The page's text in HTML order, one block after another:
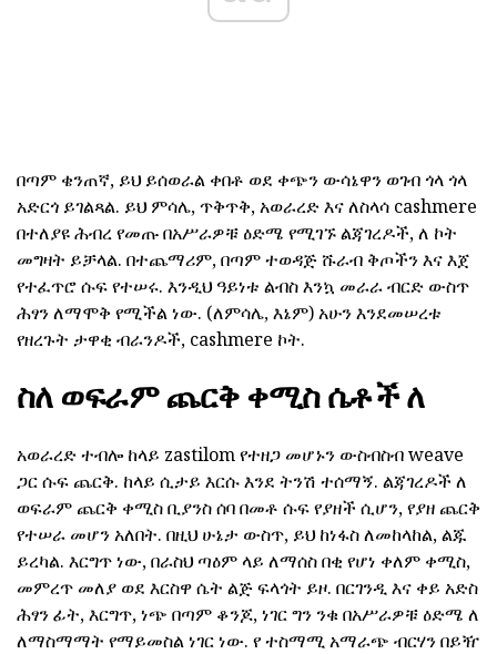
በጣም ቄንጠኛ, ይህ ይሰወራል ቀበቶ ወደ ቀጭን ውሳኔዋን ወገብ ጎላ ጎላ
አድርጎ ይገልጻል. ይህ ምሳሌ, ጥቅጥቅ, አወራረድ እና ለስላሳ cashmere
በተለያዩ ሕብረ የመጡ በአሥራዎቹ ዕድሜ የሚገኙ ልጃገረዶች, ለ ኮት
መግዛት ይቻላል. በተጨማሪም, በጣም ተወዳጅ ሹራብ ቅጦችን እና እጀ
የተፈጥሮ ሱፍ የተሠሩ. እንዲህ ዓይነቱ ልብስ እንኳ መራራ ብርድ ውስጥ
ሕፃን ለማሞቅ የሚችል ነው. (ለምሳሌ, እኔም) አሁን እንደመሠረቱ
የዘረጉት ታዋቂ ብራንዶች, cashmere ኮት.
ስለ ወፍራም ጨርቅ ቀሚስ ሴቶች ለ
አወራረድ ተብሎ ከላይ zastilom የተዘጋ መሆኑን ውስብስብ weave
ጋር ሱፍ ጨርቅ. ከላይ ሲታይ እርሱ እንደ ትንሽ ተሰማኝ. ልጃገረዶች ለ
ወፍራም ጨርቅ ቀሚስ ቢያንስ ሰባ በመቶ ሱፍ የያዘች ሲሆን, የያዘ ጨርቅ
የተሠራ መሆን አለበት. በዚህ ሁኔታ ውስጥ, ይህ ከነፋስ ለመከላከል, ልጁ
ይረካል. እርግጥ ነው, በራስህ ጣዕም ላይ ለማሰስ በቂ የሆነ ቀለም ቀሚስ,
መምረጥ መለያ ወደ እርስዋ ሴት ልጅ ፍላጎት ይዞ. በርገንዲ እና ቀይ አድስ
ሕፃን ፊት, እርግጥ, ነጭ በጣም ቆንጆ, ነገር ግን ንቁ በአሥራዎቹ ዕድሜ ለ
ለማስማማት የማይመስል ነገር ነው. የ ተስማሚ አማራጭ ብርሃን በይዥ